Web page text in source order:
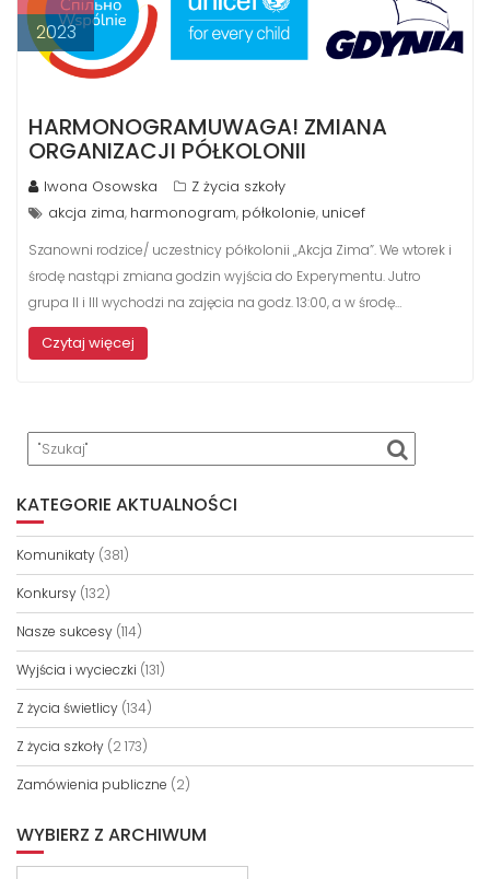
2023
HARMONOGRAMUWAGA! ZMIANA
ORGANIZACJI PÓŁKOLONII
Iwona Osowska
Z życia szkoły
akcja zima, harmonogram, półkolonie, unicef
Szanowni rodzice/ uczestnicy półkolonii „Akcja Zima”. We wtorek i
środę nastąpi zmiana godzin wyjścia do Experymentu. Jutro
grupa II i III wychodzi na zajęcia na godz. 13:00, a w środę…
Czytaj więcej
KATEGORIE AKTUALNOŚCI
Komunikaty (381)
Konkursy (132)
Nasze sukcesy (114)
Wyjścia i wycieczki (131)
Z życia świetlicy (134)
Z życia szkoły (2 173)
Zamówienia publiczne (2)
WYBIERZ Z ARCHIWUM